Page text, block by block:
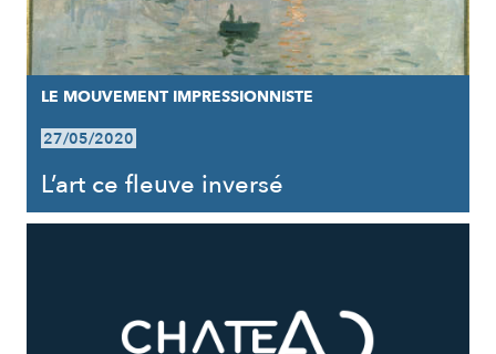
LE MOUVEMENT IMPRESSIONNISTE
27/05/2020
L’art ce fleuve inversé